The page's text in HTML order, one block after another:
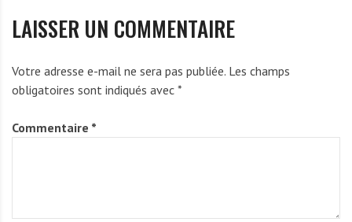
LAISSER UN COMMENTAIRE
Votre adresse e-mail ne sera pas publiée. Les champs
obligatoires sont indiqués avec *
Commentaire *